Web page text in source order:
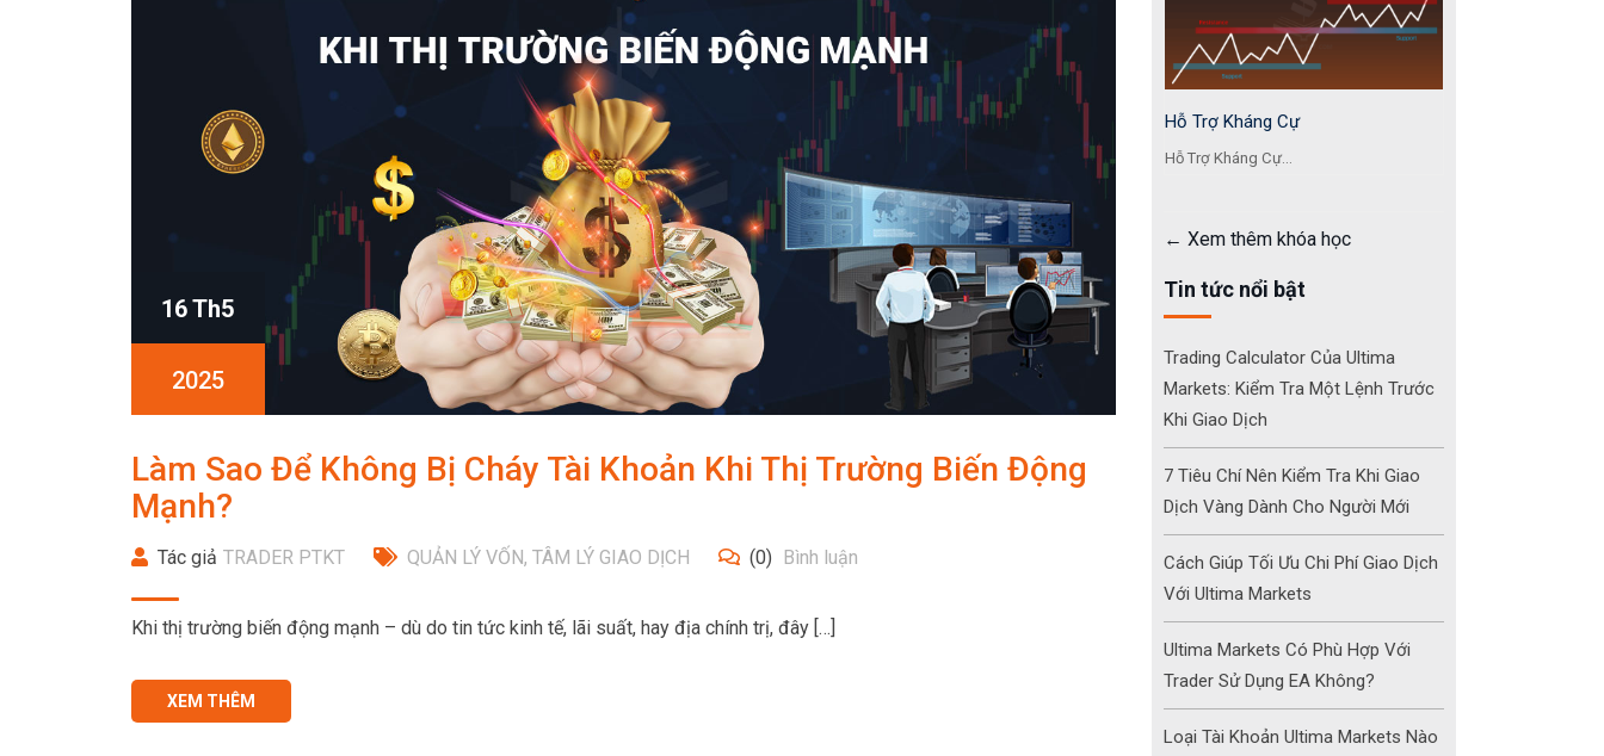
16 Th5
2025
Làm Sao Để Không Bị Cháy Tài Khoản Khi Thị Trường Biến Động
Mạnh?
Tác giả TRADER PTKT QUẢN LÝ VỐN, TÂM LÝ GIAO DỊCH (0) Bình luận
Khi thị trường biến động mạnh – dù do tin tức kinh tế, lãi suất, hay địa chính trị, đây […]
XEM THÊM
Hỗ Trợ Kháng Cự
Hỗ Trợ Kháng Cự...
Xem thêm khóa học
Tin tức nổi bật
Trading Calculator Của Ultima
Markets: Kiểm Tra Một Lệnh Trước
Khi Giao Dịch
7 Tiêu Chí Nên Kiểm Tra Khi Giao
Dịch Vàng Dành Cho Người Mới
Cách Giúp Tối Ưu Chi Phí Giao Dịch
Với Ultima Markets
Ultima Markets Có Phù Hợp Với
Trader Sử Dụng EA Không?
Loại Tài Khoản Ultima Markets Nào